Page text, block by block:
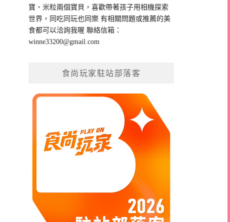
寶、米粒兩個寶貝，喜歡帶著孩子用相機探索
世界，同吃同玩也同樂 有相關問題或推薦的美
食都可以洽詢我喔 聯絡信箱：
winne33200@gmail.com
食尚玩家駐站部落客